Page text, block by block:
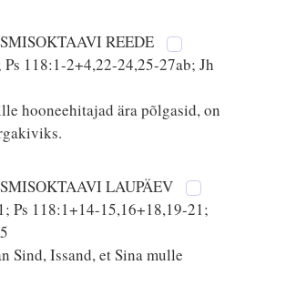
REEDE
118:1-2+4,22-24,25-27ab; Jh
hooneehitajad ära põlgasid, on
LAUPÄEV
Ps 118:1+14-15,16+18,19-21;
Sind, Issand, et Sina mulle